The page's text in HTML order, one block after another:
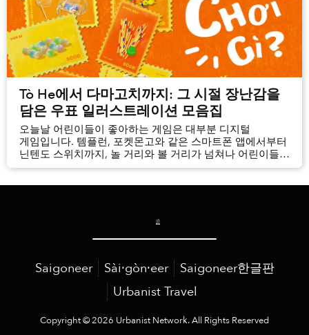
Tò He에서 다마고치까지: 그 시절 장난감을
담은 우표 일러스트레이션 모음집
오늘날 어린이들이 좋아하는 게임은 대부분 디지털
게임입니다. 템플런, 포켓몬고와 같은 스마트폰 앱에서부터
닌텐도 스위치까지, 놀 거리와 볼 거리가 넘쳐나 어린이들은
무엇을 고를지 고민해야 하는 상황입니다.
Saigoneer Sài·gòn·eer
Saigoneer한글판
Urbanist Travel
Copyright © 2026 Urbanist Network. All Rights Reserved